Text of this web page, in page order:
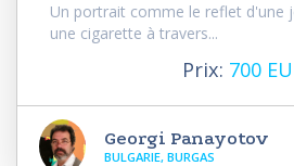
Un portrait comme le reflet d'une
une cigarette à travers...
Prix: 700
Georgi Panayotov
BULGARIE, BURGAS